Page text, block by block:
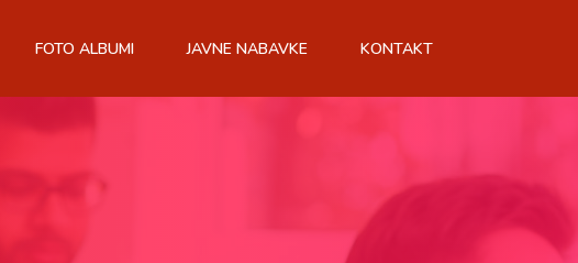
FOTO ALBUMI JAVNE NABAVKE KONTAKT